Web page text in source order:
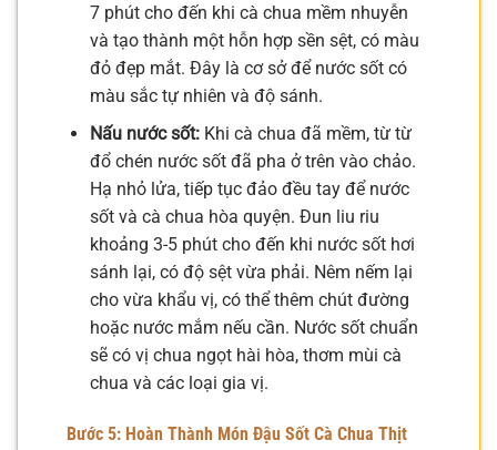
7 phút cho đến khi cà chua mềm nhuyễn
và tạo thành một hỗn hợp sền sệt, có màu
đỏ đẹp mắt. Đây là cơ sở để nước sốt có
màu sắc tự nhiên và độ sánh.
Nấu nước sốt:Khi cà chua đã mềm, từ từ
đổ chén nước sốt đã pha ở trên vào chảo.
Hạ nhỏ lửa, tiếp tục đảo đều tay để nước
sốt và cà chua hòa quyện. Đun liu riu
khoảng 3-5 phút cho đến khi nước sốt hơi
sánh lại, có độ sệt vừa phải. Nêm nếm lại
cho vừa khẩu vị, có thể thêm chút đường
hoặc nước mắm nếu cần. Nước sốt chuẩn
sẽ có vị chua ngọt hài hòa, thơm mùi cà
chua và các loại gia vị.
Bước 5: Hoàn Thành Món Đậu Sốt Cà Chua Thịt